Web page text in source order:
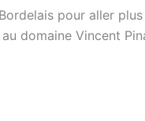
pour aller
domaine Vincent